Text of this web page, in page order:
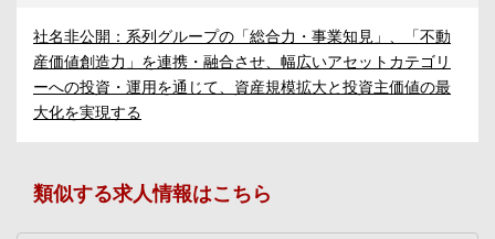
社名非公開：系列グループの「総合力・事業知見」、「不動
産価値創造力」を連携・融合させ、幅広いアセットカテゴリ
ーへの投資・運用を通じて、資産規模拡大と投資主価値の最
大化を実現する
類似する求人情報はこちら